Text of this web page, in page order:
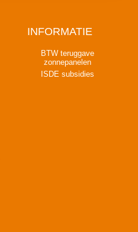
INFORMATIE
BTW teruggave
zonnepanelen
ISDE subsidies